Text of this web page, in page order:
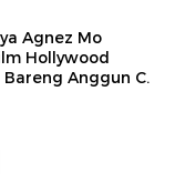
Agnez Mo
Hollywood
Bareng Anggun C.